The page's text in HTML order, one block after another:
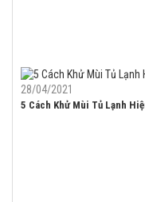
28/04/2021
5 Cách Khử Mùi Tủ Lạnh